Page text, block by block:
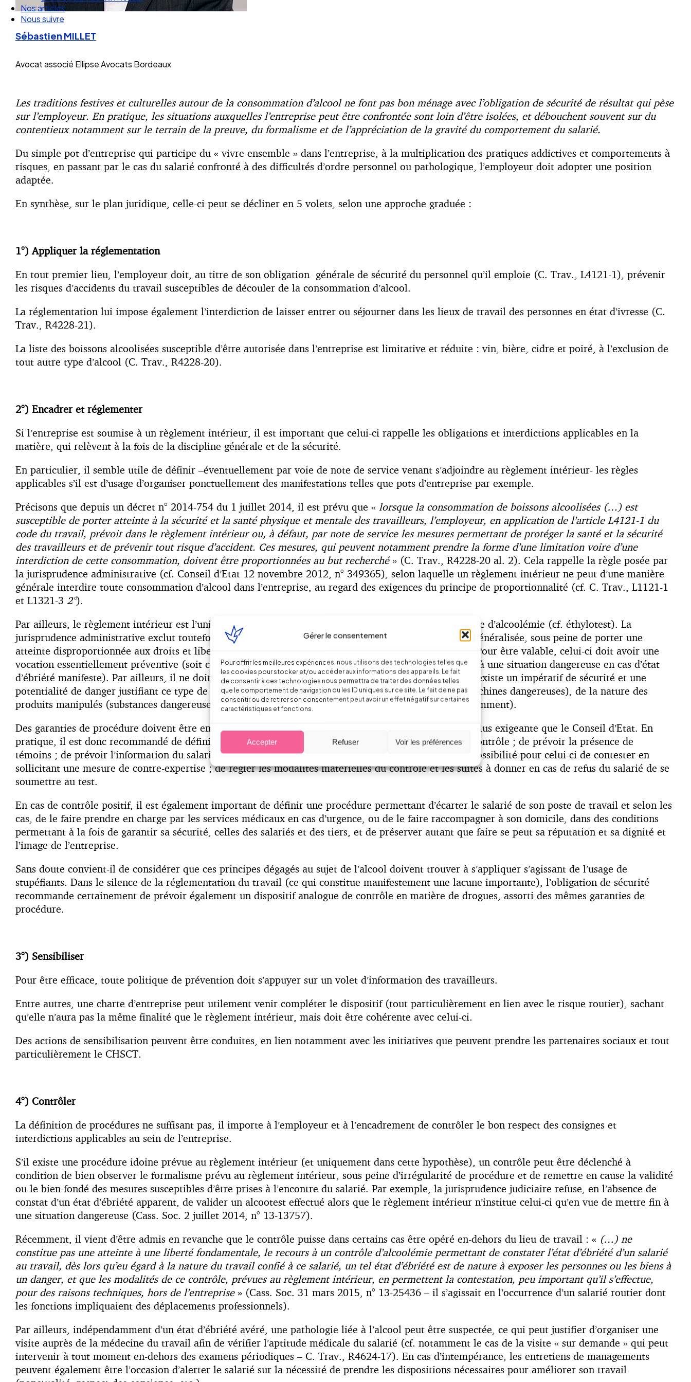
Gérer le consentement
Pour offrir les meilleures expériences, nous utilisons des technologies telles que
les cookies pour stocker et/ou accéder aux informations des appareils. Le fait
de consentir à ces technologies nous permettra de traiter des données telles
que le comportement de navigation ou les ID uniques sur ce site. Le fait de ne pas
consentir ou de retirer son consentement peut avoir un effet négatif sur certaines
caractéristiques et fonctions.
Accepter Refuser Voir les préférences
Nos articles
Nous suivre
Sébastien MILLET
Avocat associé Ellipse Avocats Bordeaux
Les traditions festives et culturelles autour de la consommation d’alcool ne font pas bon ménage avec l’obligation de sécurité de résultat qui pèse
sur l’employeur. En pratique, les situations auxquelles l’entreprise peut être confrontée sont loin d’être isolées, et débouchent souvent sur du
contentieux notamment sur le terrain de la preuve, du formalisme et de l’appréciation de la gravité du comportement du salarié.
Du simple pot d’entreprise qui participe du « vivre ensemble » dans l’entreprise, à la multiplication des pratiques addictives et comportements à
risques, en passant par le cas du salarié confronté à des difficultés d’ordre personnel ou pathologique, l’employeur doit adopter une position
adaptée.
En synthèse, sur le plan juridique, celle-ci peut se décliner en 5 volets, selon une approche graduée :
1°) Appliquer la réglementation
En tout premier lieu, l’employeur doit, au titre de son obligation générale de sécurité du personnel qu’il emploie (C. Trav., L4121-1), prévenir
les risques d’accidents du travail susceptibles de découler de la consommation d’alcool.
La réglementation lui impose également l’interdiction de laisser entrer ou séjourner dans les lieux de travail des personnes en état d’ivresse (C.
Trav., R4228-21).
La liste des boissons alcoolisées susceptible d’être autorisée dans l’entreprise est limitative et réduite : vin, bière, cidre et poiré, à l’exclusion de
tout autre type d’alcool (C. Trav., R4228-20).
2°) Encadrer et réglementer
Si l’entreprise est soumise à un règlement intérieur, il est important que celui-ci rappelle les obligations et interdictions applicables en la
matière, qui relèvent à la fois de la discipline générale et de la sécurité.
En particulier, il semble utile de définir –éventuellement par voie de note de service venant s’adjoindre au règlement intérieur- les règles
applicables s’il est d’usage d’organiser ponctuellement des manifestations telles que pots d’entreprise par exemple.
Précisons que depuis un décret n° 2014-754 du 1 juillet 2014, il est prévu que « lorsque la consommation de boissons alcoolisées (…) est
susceptible de porter atteinte à la sécurité et la santé physique et mentale des travailleurs, l’employeur, en application de l’article L4121-1 du
code du travail, prévoit dans le règlement intérieur ou, à défaut, par note de service les mesures permettant de protéger la santé et la sécurité
des travailleurs et de prévenir tout risque d’accident. Ces mesures, qui peuvent notamment prendre la forme d’une limitation voire d’une
interdiction de cette consommation, doivent être proportionnées au but recherché» (C. Trav., R4228-20 al. 2). Cela rappelle la règle posée par
la jurisprudence administrative (cf. Conseil d’Etat 12 novembre 2012, n° 349365), selon laquelle un règlement intérieur ne peut d’une manière
générale interdire toute consommation d’alcool dans l’entreprise, au regard des exigences du principe de proportionnalité (cf. C. Trav., L1121-1
et L1321-3 2°).
Par ailleurs, le règlement intérieur est l’unique cadre permettant d’organiser une procédure de contrôle d’alcoolémie (cf. éthylotest). La
jurisprudence administrative exclut toutefois d’organiser une procédure de contrôle systématique ou généralisée, sous peine de porter une
atteinte disproportionnée aux droits et libertés des personnes, ce qui rendrait inopérant le dispositif. Pour être valable, celui-ci doit avoir une
vocation essentiellement préventive (soit comme outil de dépistage, soit comme moyen de mettre fin à une situation dangereuse en cas d’état
d’ébriété manifeste). Par ailleurs, il ne doit concerner que les catégories de salariés pour lesquelles il existe un impératif de sécurité et une
potentialité de danger justifiant ce type de contrôle, au regard des équipements de travail utilisés (machines dangereuses), de la nature des
produits manipulés (substances dangereuses), ou des activités (conduite de véhicules ou d’engins notamment).
Des garanties de procédure doivent être en outre prévues. A ce titre, la Cour de cassation se montre plus exigeante que le Conseil d’Etat. En
pratique, il est donc recommandé de définir notamment la personne ayant qualité pour procéder au contrôle ; de prévoir la présence de
témoins ; de prévoir l’information du salarié et le caractère contradictoire de la procédure avec une possibilité pour celui-ci de contester en
sollicitant une mesure de contre-expertise ; de régler les modalités matérielles du contrôle et les suites à donner en cas de refus du salarié de se
soumettre au test.
En cas de contrôle positif, il est également important de définir une procédure permettant d’écarter le salarié de son poste de travail et selon les
cas, de le faire prendre en charge par les services médicaux en cas d’urgence, ou de le faire raccompagner à son domicile, dans des conditions
permettant à la fois de garantir sa sécurité, celles des salariés et des tiers, et de préserver autant que faire se peut sa réputation et sa dignité et
l’image de l’entreprise.
Sans doute convient-il de considérer que ces principes dégagés au sujet de l’alcool doivent trouver à s’appliquer s’agissant de l’usage de
stupéfiants. Dans le silence de la réglementation du travail (ce qui constitue manifestement une lacune importante), l’obligation de sécurité
recommande certainement de prévoir également un dispositif analogue de contrôle en matière de drogues, assorti des mêmes garanties de
procédure.
3°) Sensibiliser
Pour être efficace, toute politique de prévention doit s’appuyer sur un volet d’information des travailleurs.
Entre autres, une charte d’entreprise peut utilement venir compléter le dispositif (tout particulièrement en lien avec le risque routier), sachant
qu’elle n’aura pas la même finalité que le règlement intérieur, mais doit être cohérente avec celui-ci.
Des actions de sensibilisation peuvent être conduites, en lien notamment avec les initiatives que peuvent prendre les partenaires sociaux et tout
particulièrement le CHSCT.
4°) Contrôler
La définition de procédures ne suffisant pas, il importe à l’employeur et à l’encadrement de contrôler le bon respect des consignes et
interdictions applicables au sein de l’entreprise.
S’il existe une procédure idoine prévue au règlement intérieur (et uniquement dans cette hypothèse), un contrôle peut être déclenché à
condition de bien observer le formalisme prévu au règlement intérieur, sous peine d’irrégularité de procédure et de remettre en cause la validité
ou le bien-fondé des mesures susceptibles d’être prises à l’encontre du salarié. Par exemple, la jurisprudence judiciaire refuse, en l’absence de
constat d’un état d’ébriété apparent, de valider un alcootest effectué alors que le règlement intérieur n’institue celui-ci qu’en vue de mettre fin à
une situation dangereuse (Cass. Soc. 2 juillet 2014, n° 13-13757).
Récemment, il vient d’être admis en revanche que le contrôle puisse dans certains cas être opéré en-dehors du lieu de travail : « (…) ne
constitue pas une atteinte à une liberté fondamentale, le recours à un contrôle d’alcoolémie permettant de constater l’état d’ébriété d’un salarié
au travail, dès lors qu’eu égard à la nature du travail confié à ce salarié, un tel état d’ébriété est de nature à exposer les personnes ou les biens à
un danger, et que les modalités de ce contrôle, prévues au règlement intérieur, en permettent la contestation, peu important qu’il s’effectue,
pour des raisons techniques, hors de l’entreprise» (Cass. Soc. 31 mars 2015, n° 13-25436 – il s’agissait en l’occurrence d’un salarié routier dont
les fonctions impliquaient des déplacements professionnels).
Par ailleurs, indépendamment d’un état d’ébriété avéré, une pathologie liée à l’alcool peut être suspectée, ce qui peut justifier d’organiser une
visite auprès de la médecine du travail afin de vérifier l’aptitude médicale du salarié (cf. notamment le cas de la visite « sur demande » qui peut
intervenir à tout moment en-dehors des examens périodiques – C. Trav., R4624-17). En cas d’intempérance, les entretiens de managements
peuvent également être l’occasion d’alerter le salarié sur la nécessité de prendre les dispositions nécessaires pour améliorer son travail